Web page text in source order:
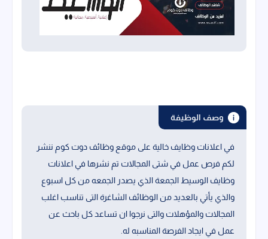
وصف الوظيفة
في اعلانات وظايف خالية على موقع وظائف دوت كوم ننشر
لكم فرص عمل في شتى المجالات تم نشرها في اعلانات
وظايف الوسيط الجمعة الذي يصدر الجمعه من كل اسبوع
والذي يأتي بالعديد من الوظائف الشاغرة التى تناسب اغلب
المجالات والمؤهلات والتى نرجوا ان تساعد كل باحث عن
عمل في ايجاد الفرصة المناسبه له.